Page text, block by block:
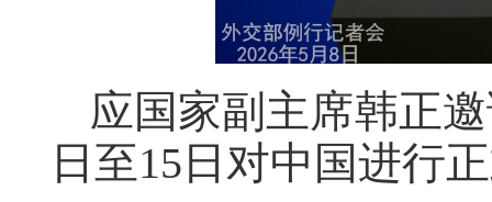
应国家副主席韩正
日至15日对中国进行